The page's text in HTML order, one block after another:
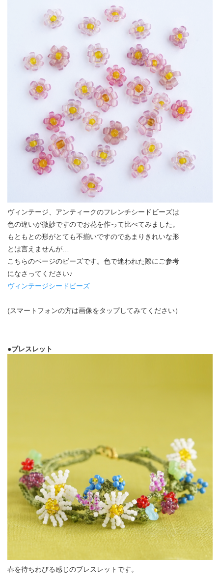
ヴィンテージ、アンティークのフレンチシードビーズは
色の違いが微妙ですのでお花を作って比べてみました。
もともとの形がとても不揃いですのであまりきれいな形
とは言えませんが…
こちらのページのビーズです。色で迷われた際にご参考
になさってください♪
ヴィンテージシードビーズ
(スマートフォンの方は画像をタップしてみてください）
●ブレスレット
春を待ちわびる感じのブレスレットです。